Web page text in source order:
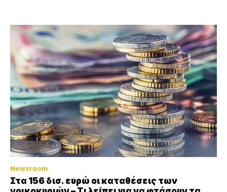
Newsroom
Στα 156 δισ. ευρώ οι καταθέσεις των